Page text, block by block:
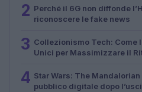
2 Perché il 6G non diffonde
riconoscere le fake news
3 Collezionismo Tech: Come
Unici per Massimizzare il
4 Star Wars: The
pubblico digitale dopo